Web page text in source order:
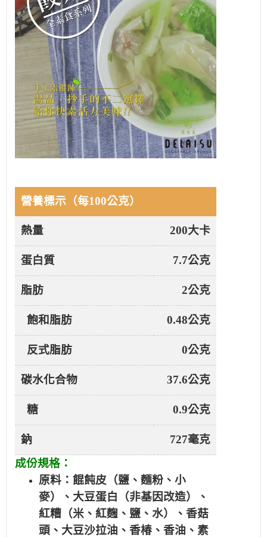
營養標示（每100公克）
熱量 200大卡
蛋白質 7.7公克
脂肪 2公克
飽和脂肪 0.48公克
反式脂肪 0公克
碳水化合物 37.6公克
糖 0.9公克
鈉
727毫克
成份規格：
原料：餛飩皮（鹽、麵粉、小
麥）、大豆蛋白（非基因改造）、
紅糟（米、紅麴、鹽、水）、香菇
頭、大豆沙拉油、香椿、香油、素